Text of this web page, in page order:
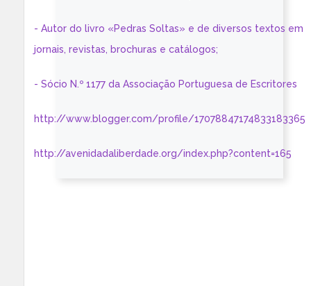
- Autor do livro «Pedras Soltas» e de diversos textos em
jornais, revistas, brochuras e catálogos;
- Sócio N.º 1177 da Associação Portuguesa de Escritores
http://www.blogger.com/profile/17078847174833183365
http://avenidadaliberdade.org/index.php?content=165